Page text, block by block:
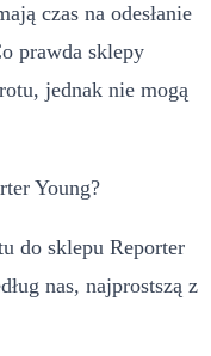
czas na odesłanie
prawda sklepy
jednak nie mogą
Young?
do sklepu Reporter
nas, najprostszą z